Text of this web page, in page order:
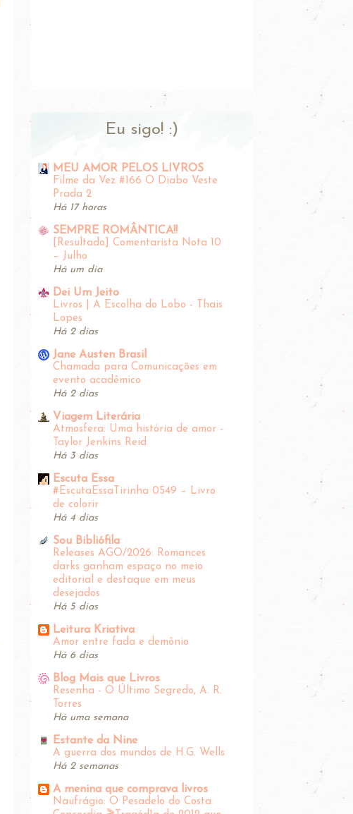
Eu sigo! :)
MEU AMOR PELOS LIVROS
Filme da Vez #166 O Diabo Veste
Prada 2
Há 17 horas
SEMPRE ROMÂNTICA!!
[Resultado] Comentarista Nota 10
– Julho
Há um dia
Dei Um Jeito
Livros | A Escolha do Lobo - Thais
Lopes
Há 2 dias
Jane Austen Brasil
Chamada para Comunicações em
evento acadêmico
Há 2 dias
Viagem Literária
Atmosfera: Uma história de amor -
Taylor Jenkins Reid
Há 3 dias
Escuta Essa
#EscutaEssaTirinha‬ 0549 – Livro
de colorir
Há 4 dias
Sou Bibliófila
Releases AGO/2026: Romances
darks ganham espaço no meio
editorial e destaque em meus
desejados
Há 5 dias
Leitura Kriativa
Amor entre fada e demônio
Há 6 dias
Blog Mais que Livros
Resenha - O Último Segredo, A. R.
Torres
Há uma semana
Estante da Nine
A guerra dos mundos de H.G. Wells
Há 2 semanas
A menina que comprava livros
Naufrágio: O Pesadelo do Costa